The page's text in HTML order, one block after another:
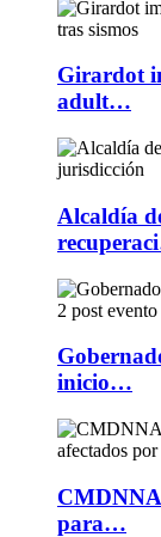
Girardot
adult…
Alcaldía
inicio…
para…